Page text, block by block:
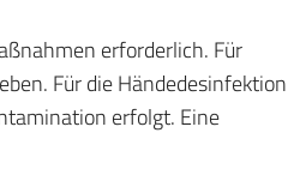
erforderlich. Für
Für die Händedesinfektion
erfolgt. Eine